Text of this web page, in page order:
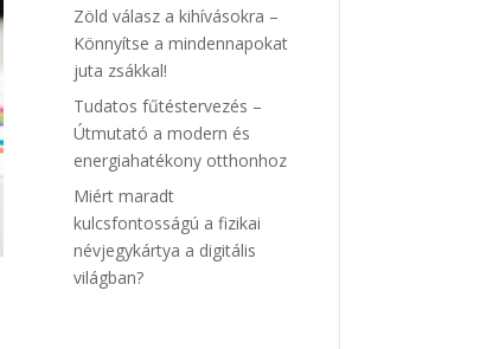
Zöld válasz a kihívásokra –
Könnyítse a mindennapokat
juta zsákkal!
Tudatos fűtéstervezés –
Útmutató a modern és
energiahatékony otthonhoz
Miért maradt
kulcsfontosságú a fizikai
névjegykártya a digitális
világban?